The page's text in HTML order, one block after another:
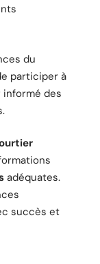
du
participer à
des
adéquates.
succès et